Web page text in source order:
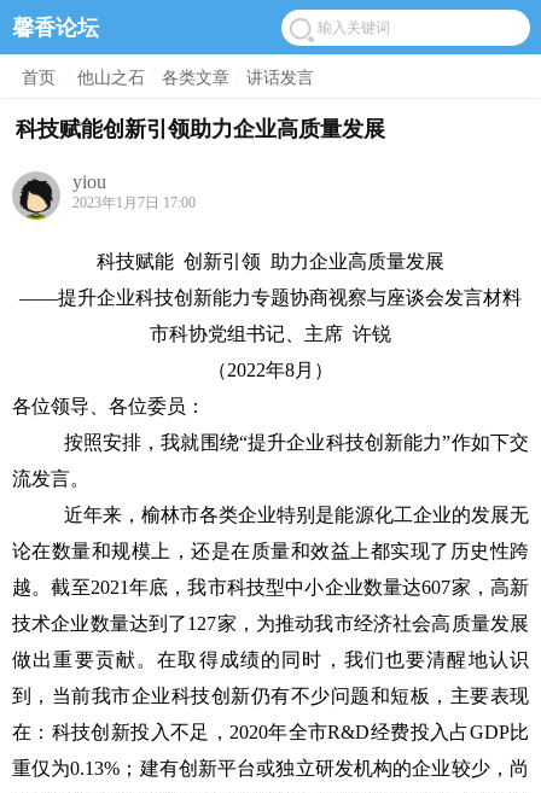
馨香论坛
首页 他山之石 各类文章 讲话发言
科技赋能创新引领助力企业高质量发展
yiou
2023年1月7日 17:00
科技赋能 创新引领
助力企业高质量发展
——提升企业科技创新能力专题协商视察与座谈会发言材料
市科协党组书记、主席 许锐
（2022年8月）
各位领导、各位委员：
按照安排，我就围绕“提升企业科技创新能力”作如下交
流发言。
近年来，榆林市各类企业特别是能源化工企业的发展无
论在数量和规模上，还是在质量和效益上都实现了历史性跨
越。截至2021年底，我市科技型中小企业数量达607家，高新
技术企业数量达到了127家，为推动我市经济社会高质量发展
做出重要贡献。在取得成绩的同时，我们也要清醒地认识
到，当前我市企业科技创新仍有不少问题和短板，主要表现
在：科技创新投入不足，2020年全市R&D经费投入占GDP比
重仅为0.13%；建有创新平台或独立研发机构的企业较少，尚